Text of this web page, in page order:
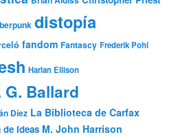
distopía
fandom Fantascy Frederik Pohl
Harlan Ellison
G. Ballard
Díez La Biblioteca de Carfax
de Ideas M. John Harrison